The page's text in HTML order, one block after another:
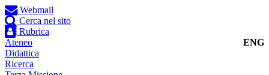
Webmail
Cerca nel sito
Rubrica
ENG
Ateneo
Didattica
Ricerca